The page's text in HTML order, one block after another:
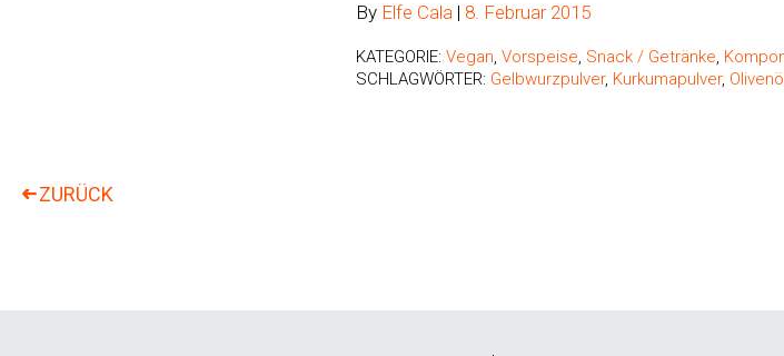
By Elfe Cala | 8. Februar 2015
KATEGORIE: Vegan, Vorspeise, Snack / Getränke,
SCHLAGWÖRTER: Gelbwurzpulver, Kurkumapulver,